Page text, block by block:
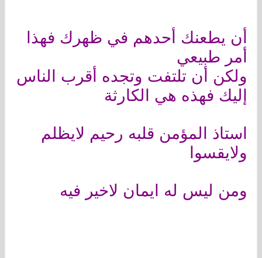
أن يطعنك أحدهم في ظهرك فهذا
أمر طبيعي
ولكن أن تلتفت وتجده أقرب الناس
إليك فهذه هي الكارثة
استاذ المؤمن قلبه رحيم لايظلم
ولايقسوا
ومن ليس له ايمان لاخير فيه